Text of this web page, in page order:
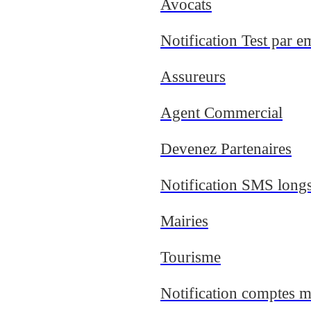
Avocats
Notification Test par
Assureurs
Agent Commercial
Devenez Partenaires
Notification SMS
Mairies
Tourisme
Notification comptes